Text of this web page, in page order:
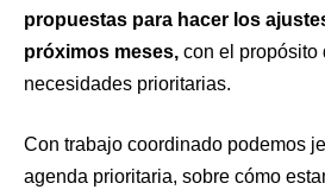
propuestas para hacer los
próximos meses, con el propósito
necesidades prioritarias.
Con trabajo coordinado podemos
agenda prioritaria, sobre cómo